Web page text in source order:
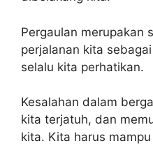
Pergaulan merupakan
perjalanan kita
selalu kita perhatikan.
Kesalahan dalam
kita terjatuh, dan
kita. Kita harus